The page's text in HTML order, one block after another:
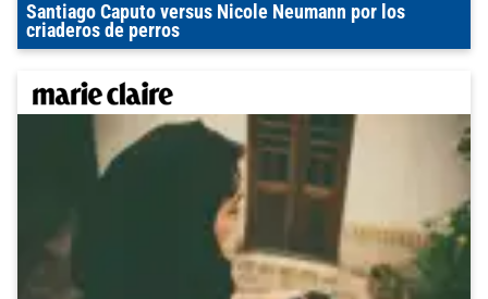
Santiago Caputo versus Nicole Neumann por los
criaderos de perros